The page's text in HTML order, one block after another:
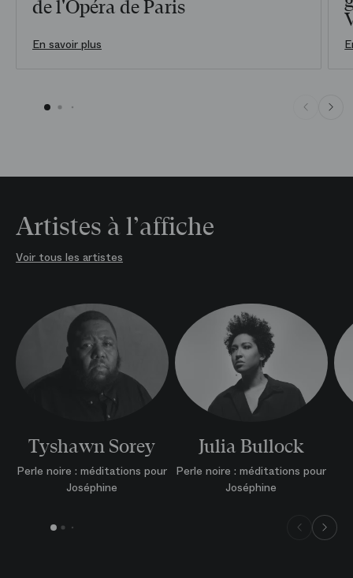
En savoir plus
de l'Opéra de Paris
Artistes à l’affiche
Voir tous les artistes
Tyshawn Sorey
Perle noire : méditations pour
Joséphine
Julia Bullock
Perle noire : méditations pour
Joséphine